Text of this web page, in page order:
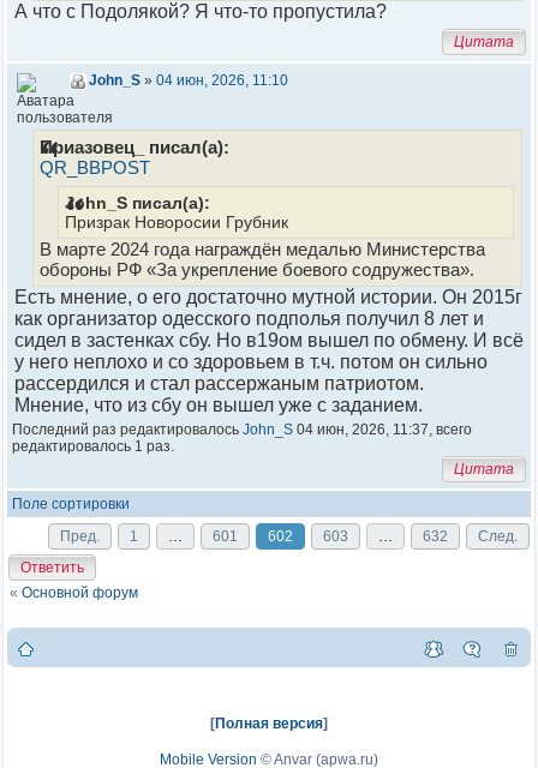
А что с Подолякой? Я что-то пропустила?
Цитата
John_S » 04 июн, 2026, 11:10
Приазовец_ писал(а):
QR_BBPOST
John_S писал(а):
Призрак Новоросии Грубник
В марте 2024 года награждён медалью Министерства
обороны РФ «За укрепление боевого содружества».
Есть мнение, о его достаточно мутной истории. Он 2015г
как организатор одесского подполья получил 8 лет и
сидел в застенках сбу. Но в19ом вышел по обмену. И всё
у него неплохо и со здоровьем в т.ч. потом он сильно
рассердился и стал рассержаным патриотом.
Мнение, что из сбу он вышел уже с заданием.
Последний раз редактировалось John_S 04 июн, 2026, 11:37, всего
редактировалось 1 раз.
Цитата
Поле сортировки
Пред.
1 … 601 602 603 … 632
След.
Ответить
« Основной форум
[Полная версия]
Mobile Version ©Anvar (apwa.ru)